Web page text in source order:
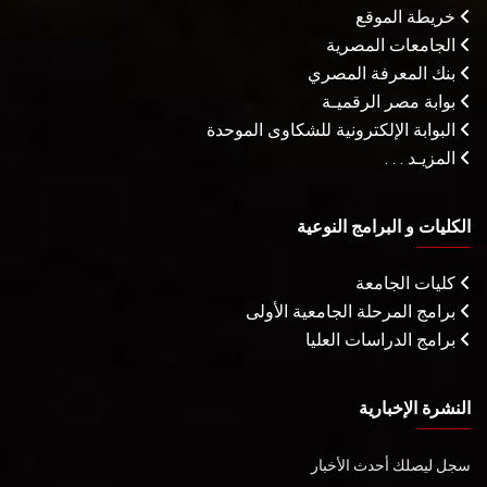
خريطة الموقع
الجامعات المصرية
بنك المعرفة المصري
بوابة مصر الرقميـة
البوابة الإلكترونية للشكاوى الموحدة
المزيـد . . .
الكليات و البرامج النوعية
كليات الجامعة
برامج المرحلة الجامعية الأولى
برامج الدراسات العليا
النشرة الإخبارية
سجل ليصلك أحدث الأخبار